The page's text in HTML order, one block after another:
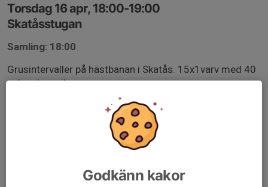
Torsdag 16 apr, 18:00-19:00
Skatåsstugan
Samling: 18:00
Grusintervaller på hästbanan i Skatås. 15x1varv med 40
sekunders vila.
Godkänn kakor